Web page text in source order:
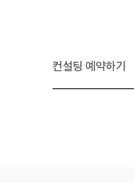
컨설팅 예약하기